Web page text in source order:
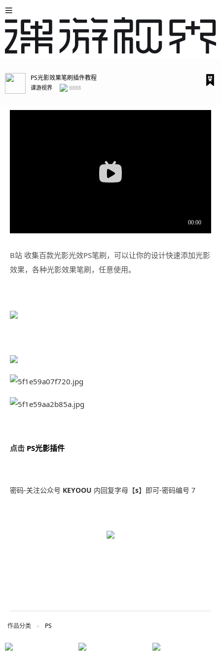
PS光影效果笔刷插件教程
课游视界 8888
B站 收集百款光影光效PS笔刷，可以让你的设计快速添加光影
效果，各种光影效果笔刷，任意使用。
点击 PS光影插件
密码-关注公众号 KEYOOU 内回复字母【s】即可-密码编号 7
作品分类 PS